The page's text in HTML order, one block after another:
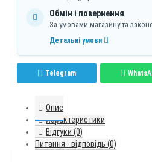
Обмін і повернення
За умовами магазину та
Детальні умови
Telegram
Опис
Характеристики
Відгуки (0)
Питання - відповідь (0)